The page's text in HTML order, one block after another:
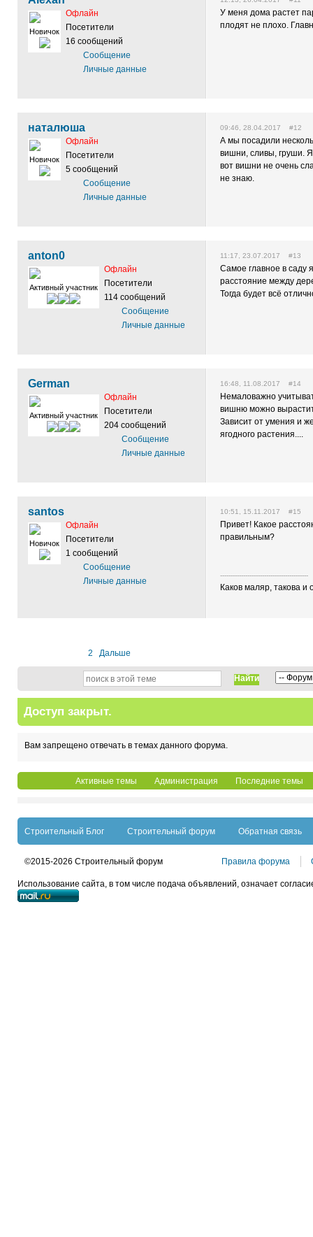
Новичок
Офлайн
Посетители
16 сообщений
Сообщение
Личные данные
У меня дома растет
плодят не плохо.
наталюша
Новичок
Офлайн
Посетители
5 сообщений
Сообщение
Личные данные
09:46, 28.04.2017 #12
А мы посадили
вишни, сливы, груши.
вот вишни не очень
не знаю.
anton0
Активный участник
Офлайн
Посетители
114 сообщений
Сообщение
Личные данные
11:17, 23.07.2017 #13
Самое главное в саду
расстояние между
Тогда будет всё
German
Активный участник
Офлайн
Посетители
204 сообщений
Сообщение
Личные данные
16:48, 11.08.2017 #14
Немаловажно
вишню можно
Зависит от умения и
ягодного растения....
santos
Новичок
Офлайн
Посетители
1 сообщений
Сообщение
Личные данные
10:51, 15.11.2017 #15
Привет! Какое
правильным?
------------------------------------------
Каков маляр, такова и
2 Дальше
Найти
Доступ закрыт.
Вам запрещено отвечать в темах данного форума.
Активные темы Администрация Последние темы
Строительный Блог Строительный форум Обратная связь
©2015-2026 Строительный форум Правила форума
Использование сайта, в том числе подача объявлений, означает